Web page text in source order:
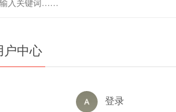
户中心
登录